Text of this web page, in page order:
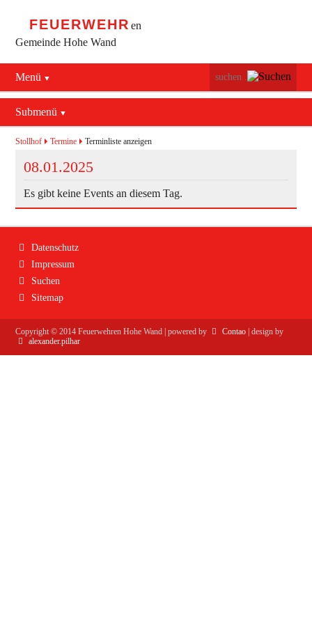
FEUERWEHR en
Gemeinde Hohe Wand
Menü
Navigation
überspringen
Maiersdorf
Stollhof
Submenü
Navigation
überspringen
Aktuelles
Mannschaft
Jugend
Ausrüstung
Feuerwehrhaus
Fahrzeuge
Termine
Geschichte
Stollhof Termine Terminliste anzeigen
08.01.2025
Es gibt keine Events an diesem Tag.
Navigation
Datenschutz
Impressum
Suchen
Sitemap
Copyright ©2014 Feuerwehren Hohe Wand | powered by Contao | design by
alexander.pilhar